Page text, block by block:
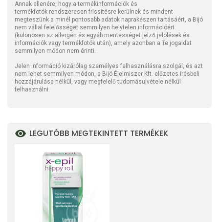
Annak ellenére, hogy a termékinformációk és
termékfotók rendszeresen frissítésre kerülnek és mindent
megteszünk a minél pontosabb adatok naprakészen tartásáért, a Bijó
nem vállal felelősséget semmilyen helytelen információért
(különösen az allergén és egyéb mentességet jelző jelölések és
információk vagy termékfotók után), amely azonban a Te jogaidat
semmilyen módon nem érinti.
Jelen információ kizárólag személyes felhasználásra szolgál, és azt
nem lehet semmilyen módon, a Bijó Élelmiszer Kft. előzetes írásbeli
hozzájárulása nélkül, vagy megfelelő tudomásulvétele nélkül
felhasználni.
LEGUTÓBB MEGTEKINTETT TERMÉKEK